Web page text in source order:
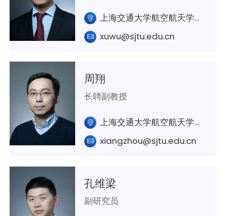
上海交通大学航空航天学院A435
xuwu@sjtu.edu.cn
周翔
长聘副教授
上海交通大学航空航天学院A307室
xiangzhou@sjtu.edu.cn
孔维梁
副研究员